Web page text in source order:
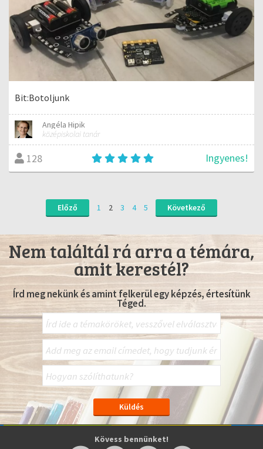
Bit:Botoljunk
Angéla Hipik
középiskolai tanár
128 Ingyenes!
Előző 1 2 3 4 5 Következő
Nem találtál rá arra a témára,
amit kerestél?
Írd meg nekünk és amint felkerül egy képzés, értesítünk
Téged.
Kövess bennünket!